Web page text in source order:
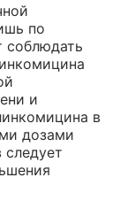
по
соблюдать
и
в
дозами